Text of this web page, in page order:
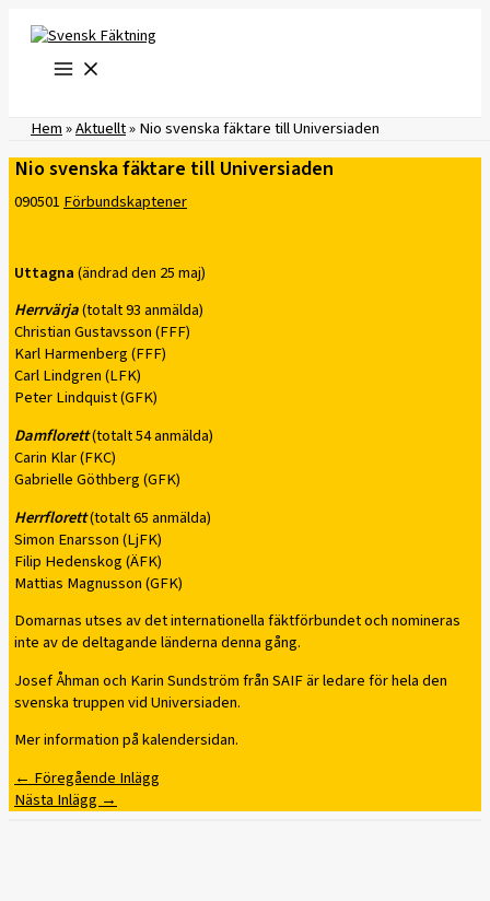
innehåll
Hem»Aktuellt»Nio svenska fäktare till Universiaden
Nio svenska fäktare till Universiaden
090501Förbundskaptener
Uttagna(ändrad den 25 maj)
Herrvärja(totalt 93 anmälda)
Christian Gustavsson (FFF)
Karl Harmenberg (FFF)
Carl Lindgren (LFK)
Peter Lindquist (GFK)
Damflorett(totalt 54 anmälda)
Carin Klar (FKC)
Gabrielle Göthberg (GFK)
Herrflorett(totalt 65 anmälda)
Simon Enarsson (LjFK)
Filip Hedenskog (ÄFK)
Mattias Magnusson (GFK)
Domarnas utses av det internationella fäktförbundet och nomineras
inte av de deltagande länderna denna gång.
Josef Åhman och Karin Sundström från SAIF är ledare för hela den
svenska truppen vid Universiaden.
Mer information på kalendersidan.
← Föregående Inlägg
Nästa Inlägg →